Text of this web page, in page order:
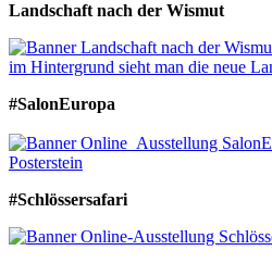
Landschaft nach der Wismut
#SalonEuropa
#Schlössersafari